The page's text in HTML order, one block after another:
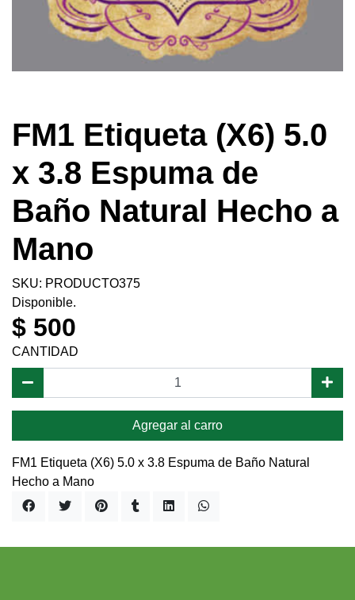
FM1 Etiqueta (X6) 5.0
x 3.8 Espuma de
Baño Natural Hecho a
Mano
SKU: PRODUCTO375
Disponible.
$ 500
CANTIDAD
Agregar al carro
FM1 Etiqueta (X6) 5.0 x 3.8 Espuma de Baño Natural
Hecho a Mano